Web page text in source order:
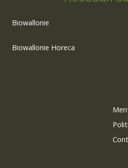
Biowallonie
Biowallonie Horeca